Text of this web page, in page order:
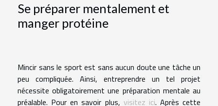
Se préparer mentalement et
manger protéine
Mincir sans le sport est sans aucun doute une tâche un
peu compliquée. Ainsi, entreprendre un tel projet
nécessite obligatoirement une préparation mentale au
préalable. Pour en savoir plus, visitez ici. Après cette